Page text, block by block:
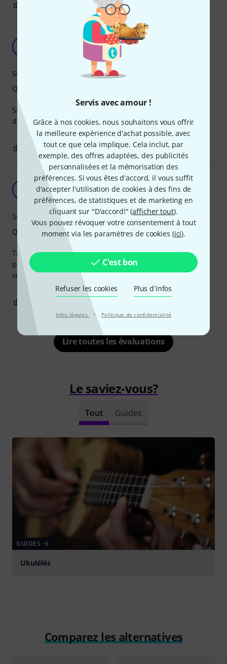
Servis avec amour !
Grâce à nos cookies, nous souhaitons vous offrir
la meilleure expérience d'achat possible, avec
tout ce que cela implique. Cela inclut, par
exemple, des offres adaptées, des publicités
personnalisées et la mémorisation des
préférences. Si vous êtes d'accord, il vous suffit
d'accepter l'utilisation de cookies à des fins de
préférences, de statistiques et de marketing en
cliquant sur "D'accord!" (afficher tout).
Vous pouvez révoquer votre consentement à tout
moment via les paramètres de cookies (ici).
C'est bon
Refuser les cookies Plus d´infos
Infos légales · Politique de confidentialité
SIGNALER L'ÉVALUATION
ukulélélé 16.05.2022
Simple à monter, son puissant et riche, à retravailler
derrière, le spectre étant très large. Du bon matériel.
Son
Qualité de fabrication
0 SIGNALER L'ÉVALUATION
Top
Maxou54113 02.01.2023
Très bon produit pour un prix très raisonnable. Cela m’a
permis de sonoriser facilement mon ukulele et le son est
vraiment bien.
Son
Qualité de fabrication
SIGNALER L'ÉVALUATION
Lire toutes les évaluations
Le saviez-vous?
Tout Guides
GUIDES
Ukulélés
Comparez les alternatives